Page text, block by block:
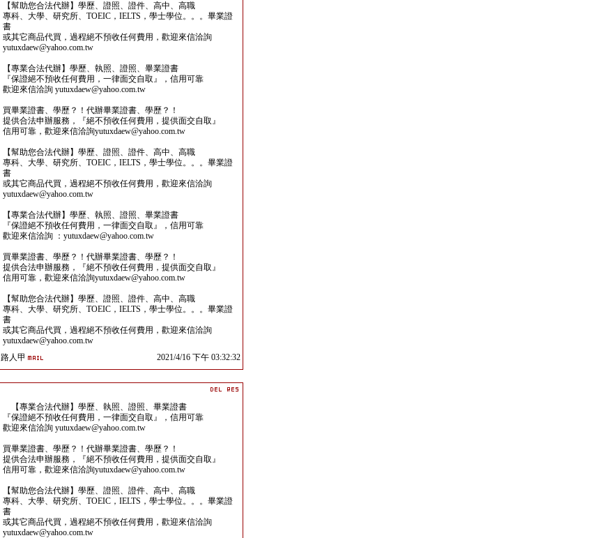
【幫助您合法代辦】學歷、證照、證件、高中、高職
專科、大學、研究所、TOEIC，IELTS，學士學位。。。畢業證
書
或其它商品代買，過程絕不預收任何費用，歡迎來信洽詢
yutuxdaew@yahoo.com.tw
【專業合法代辦】學歷、執照、證照、畢業證書
『保證絕不預收任何費用，一律面交自取』，信用可靠
歡迎來信洽詢 yutuxdaew@yahoo.com.tw
買畢業證書、學歷？！代辦畢業證書、學歷？！
提供合法申辦服務，『絕不預收任何費用，提供面交自取』
信用可靠，歡迎來信洽詢yutuxdaew@yahoo.com.tw
【幫助您合法代辦】學歷、證照、證件、高中、高職
專科、大學、研究所、TOEIC，IELTS，學士學位。。。畢業證
書
或其它商品代買，過程絕不預收任何費用，歡迎來信洽詢
yutuxdaew@yahoo.com.tw
【專業合法代辦】學歷、執照、證照、畢業證書
『保證絕不預收任何費用，一律面交自取』，信用可靠
歡迎來信洽詢 ：yutuxdaew@yahoo.com.tw
買畢業證書、學歷？！代辦畢業證書、學歷？！
提供合法申辦服務，『絕不預收任何費用，提供面交自取』
信用可靠，歡迎來信洽詢yutuxdaew@yahoo.com.tw
【幫助您合法代辦】學歷、證照、證件、高中、高職
專科、大學、研究所、TOEIC，IELTS，學士學位。。。畢業證
書
或其它商品代買，過程絕不預收任何費用，歡迎來信洽詢
yutuxdaew@yahoo.com.tw
路人甲
2021/4/16 下午 03:32:32
【專業合法代辦】學歷、執照、證照、畢業證書
『保證絕不預收任何費用，一律面交自取』，信用可靠
歡迎來信洽詢 yutuxdaew@yahoo.com.tw
買畢業證書、學歷？！代辦畢業證書、學歷？！
提供合法申辦服務，『絕不預收任何費用，提供面交自取』
信用可靠，歡迎來信洽詢yutuxdaew@yahoo.com.tw
【幫助您合法代辦】學歷、證照、證件、高中、高職
專科、大學、研究所、TOEIC，IELTS，學士學位。。。畢業證
書
或其它商品代買，過程絕不預收任何費用，歡迎來信洽詢
yutuxdaew@yahoo.com.tw